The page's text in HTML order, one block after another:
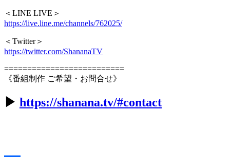
＜LINE LIVE＞
https://live.line.me/channels/762025/
＜Twitter＞
https://twitter.com/ShananaTV
==========================
《番組制作 ご希望・お問合せ》
▶︎ https://shanana.tv/#contact